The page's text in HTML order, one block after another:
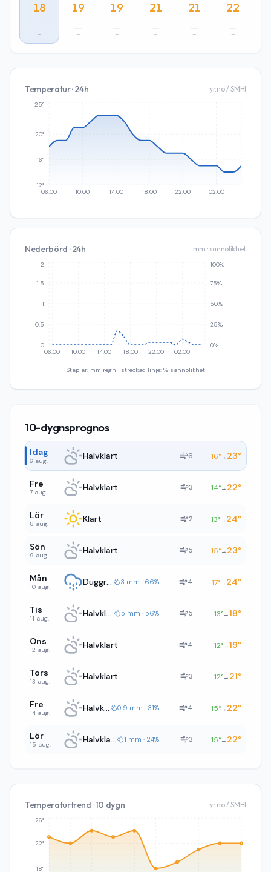
18
–
19
–
19
–
21
–
21
–
22
–
Temperatur · 24h yr.no / SMHI
06:00 10:00 14:00 18:00 22:00 02:00
12°
16°
20°
25°
Nederbörd · 24h mm · sannolikhet
06:00 10:00 14:00 18:00 22:00 02:00
0
0.5
1
1.5
2
0%
25%
50%
75%
100%
Staplar: mm regn · streckad linje: % sannolikhet
10-dygnsprognos
Idag
6 aug. Halvklart 6 16°→ 23°
Fre
7 aug. Halvklart 3 14°→ 22°
Lör
8 aug. Klart 2 13°→ 24°
Sön
9 aug. Halvklart 5 15°→ 23°
Mån
10 aug. Duggregn 3 mm · 66% 4 17°→ 24°
Tis
11 aug. Halvklart 5 mm · 56% 5 13°→18°
Ons
12 aug. Halvklart 4 12°→19°
Tors
13 aug. Halvklart 3 12°→ 21°
Fre
14 aug. Halvklart 0.9 mm · 31% 4 15°→ 22°
Lör
15 aug. Halvklart 1 mm · 24% 3 15°→ 22°
Temperaturtrend · 10 dygn yr.no / SMHI
18°
22°
26°